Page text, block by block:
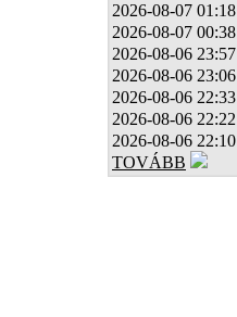
2026-08-07 01:18
2026-08-07 00:38
2026-08-06 23:57
2026-08-06 23:06
2026-08-06 22:33
2026-08-06 22:22
2026-08-06 22:10
TOVÁBB